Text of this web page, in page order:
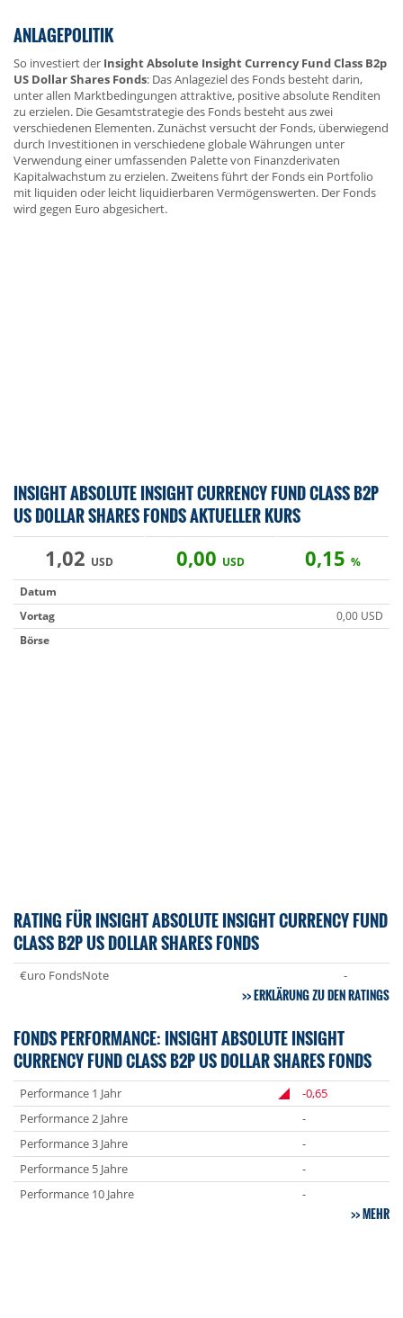
ANLAGEPOLITIK
So investiert der Insight Absolute Insight Currency Fund Class B2p
US Dollar Shares Fonds: Das Anlageziel des Fonds besteht darin,
unter allen Marktbedingungen attraktive, positive absolute Renditen
zu erzielen. Die Gesamtstrategie des Fonds besteht aus zwei
verschiedenen Elementen. Zunächst versucht der Fonds, überwiegend
durch Investitionen in verschiedene globale Währungen unter
Verwendung einer umfassenden Palette von Finanzderivaten
Kapitalwachstum zu erzielen. Zweitens führt der Fonds ein Portfolio
mit liquiden oder leicht liquidierbaren Vermögenswerten. Der Fonds
wird gegen Euro abgesichert.
INSIGHT ABSOLUTE INSIGHT CURRENCY FUND CLASS B2P
US DOLLAR SHARES FONDS AKTUELLER KURS
1,02 USD 0,00 USD 0,15 %
Datum
Vortag
0,00 USD
Börse
RATING FÜR INSIGHT ABSOLUTE INSIGHT CURRENCY FUND
CLASS B2P US DOLLAR SHARES FONDS
€uro FondsNote -
ERKLÄRUNG ZU DEN RATINGS
FONDS PERFORMANCE: INSIGHT ABSOLUTE INSIGHT
CURRENCY FUND CLASS B2P US DOLLAR SHARES FONDS
Performance 1 Jahr
-0,65
Performance 2 Jahre
-
Performance 3 Jahre
-
Performance 5 Jahre
-
Performance 10 Jahre
-
MEHR